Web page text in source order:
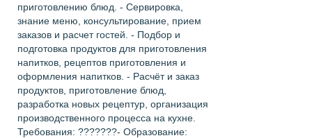
приготовлению блюд. - Сервировка,
знание меню, консультирование, прием
заказов и расчет гостей. - Подбор и
подготовка продуктов для приготовления
напитков, рецептов приготовления и
оформления напитков. - Расчёт и заказ
продуктов, приготовление блюд,
разработка новых рецептур, организация
производственного процесса на кухне.
Требования: ???????- Образование: